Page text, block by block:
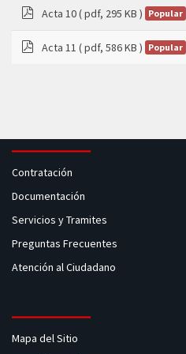
Acta 10( pdf, 295 KB ) Popular
Acta 11 ( pdf, 586 KB ) Popular
Contratación
Documentación
Servicios y Tramites
Preguntas Frecuentes
Atención al Ciudadano
Mapa del Sitio